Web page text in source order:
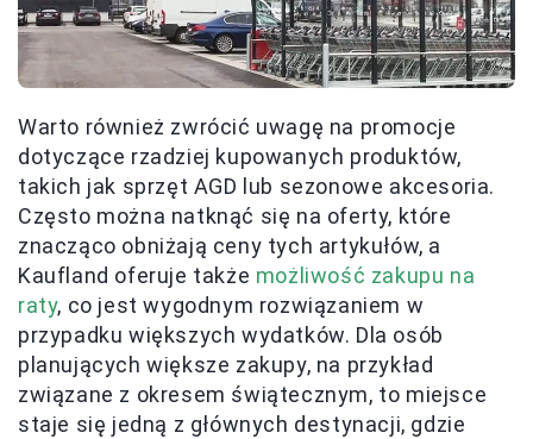
Warto również zwrócić uwagę na promocje
dotyczące rzadziej kupowanych produktów,
takich jak sprzęt AGD lub sezonowe akcesoria.
Często można natknąć się na oferty, które
znacząco obniżają ceny tych artykułów, a
Kaufland oferuje także możliwość zakupu na
raty, co jest wygodnym rozwiązaniem w
przypadku większych wydatków. Dla osób
planujących większe zakupy, na przykład
związane z okresem świątecznym, to miejsce
staje się jedną z głównych destynacji, gdzie